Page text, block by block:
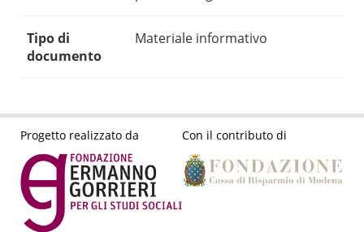
Tipo di
documento
Materiale informativo
Progetto realizzato da Con il contributo di